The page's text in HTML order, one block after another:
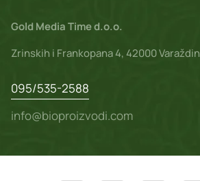
Gold Media Time d.o.o.
Zrinskih i Frankopana 4, 42000 Varaždin
095/535-2588
info@bioproizvodi.com